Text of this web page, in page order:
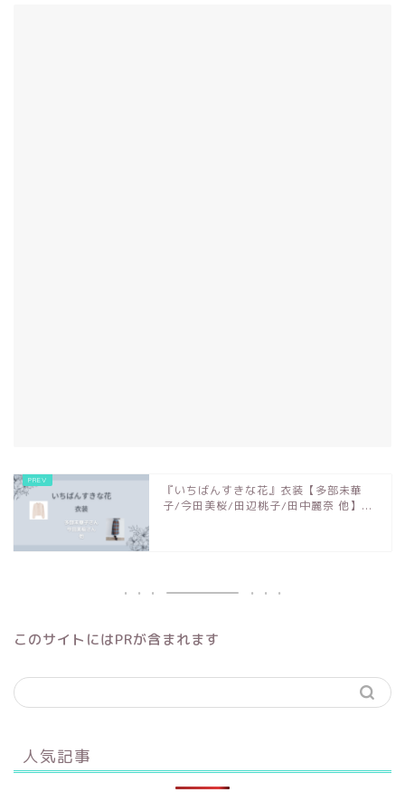
『いちばんすきな花』衣装【多部未華
子/今田美桜/田辺桃子/田中麗奈 他】...
このサイトにはPRが含まれます
人気記事